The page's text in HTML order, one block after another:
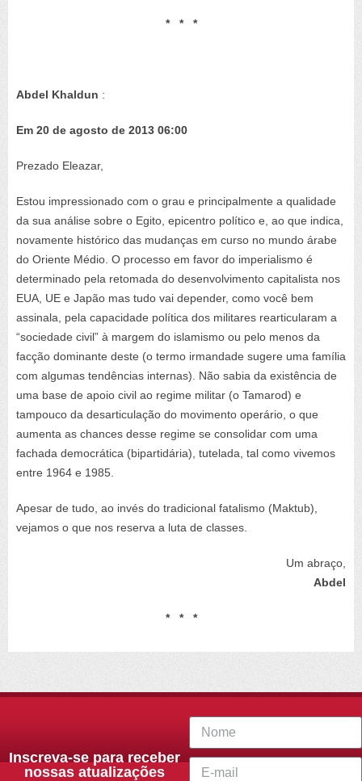
* * *
Abdel Khaldun :
Em 20 de agosto de 2013 06:00
Prezado Eleazar,
Estou impressionado com o grau e principalmente a qualidade
da sua análise sobre o Egito, epicentro político e, ao que indica,
novamente histórico das mudanças em curso no mundo árabe
do Oriente Médio. O processo em favor do imperialismo é
determinado pela retomada do desenvolvimento capitalista nos
EUA, UE e Japão mas tudo vai depender, como você bem
assinala, pela capacidade política dos militares rearticularam a
“sociedade civil” à margem do islamismo ou pelo menos da
facção dominante deste (o termo irmandade sugere uma família
com algumas tendências internas). Não sabia da existência de
uma base de apoio civil ao regime militar (o Tamarod) e
tampouco da desarticulação do movimento operário, o que
aumenta as chances desse regime se consolidar com uma
fachada democrática (bipartidária), tutelada, tal como vivemos
entre 1964 e 1985.
Apesar de tudo, ao invés do tradicional fatalismo (Maktub),
vejamos o que nos reserva a luta de classes.
Um abraço,
Abdel
* * *
Inscreva-se para receber
nossas atualizações